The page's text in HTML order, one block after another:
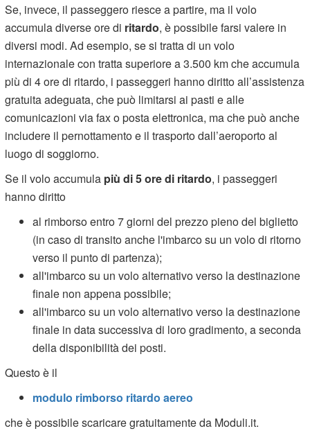
Se, invece, il passeggero riesce a partire, ma il volo
accumula diverse ore di ritardo, è possibile farsi valere in
diversi modi. Ad esempio, se si tratta di un volo
internazionale con tratta superiore a 3.500 km che accumula
più di 4 ore di ritardo, i passeggeri hanno diritto all’assistenza
gratuita adeguata, che può limitarsi ai pasti e alle
comunicazioni via fax o posta elettronica, ma che può anche
includere il pernottamento e il trasporto dall’aeroporto al
luogo di soggiorno.
Se il volo accumula più di 5 ore di ritardo, i passeggeri
hanno diritto
al rimborso entro 7 giorni del prezzo pieno del biglietto
(in caso di transito anche l'imbarco su un volo di ritorno
verso il punto di partenza);
all'imbarco su un volo alternativo verso la destinazione
finale non appena possibile;
all'imbarco su un volo alternativo verso la destinazione
finale in data successiva di loro gradimento, a seconda
della disponibilità dei posti.
Questo è il
modulo rimborso ritardo aereo
che è possibile scaricare gratuitamente da Moduli.it.